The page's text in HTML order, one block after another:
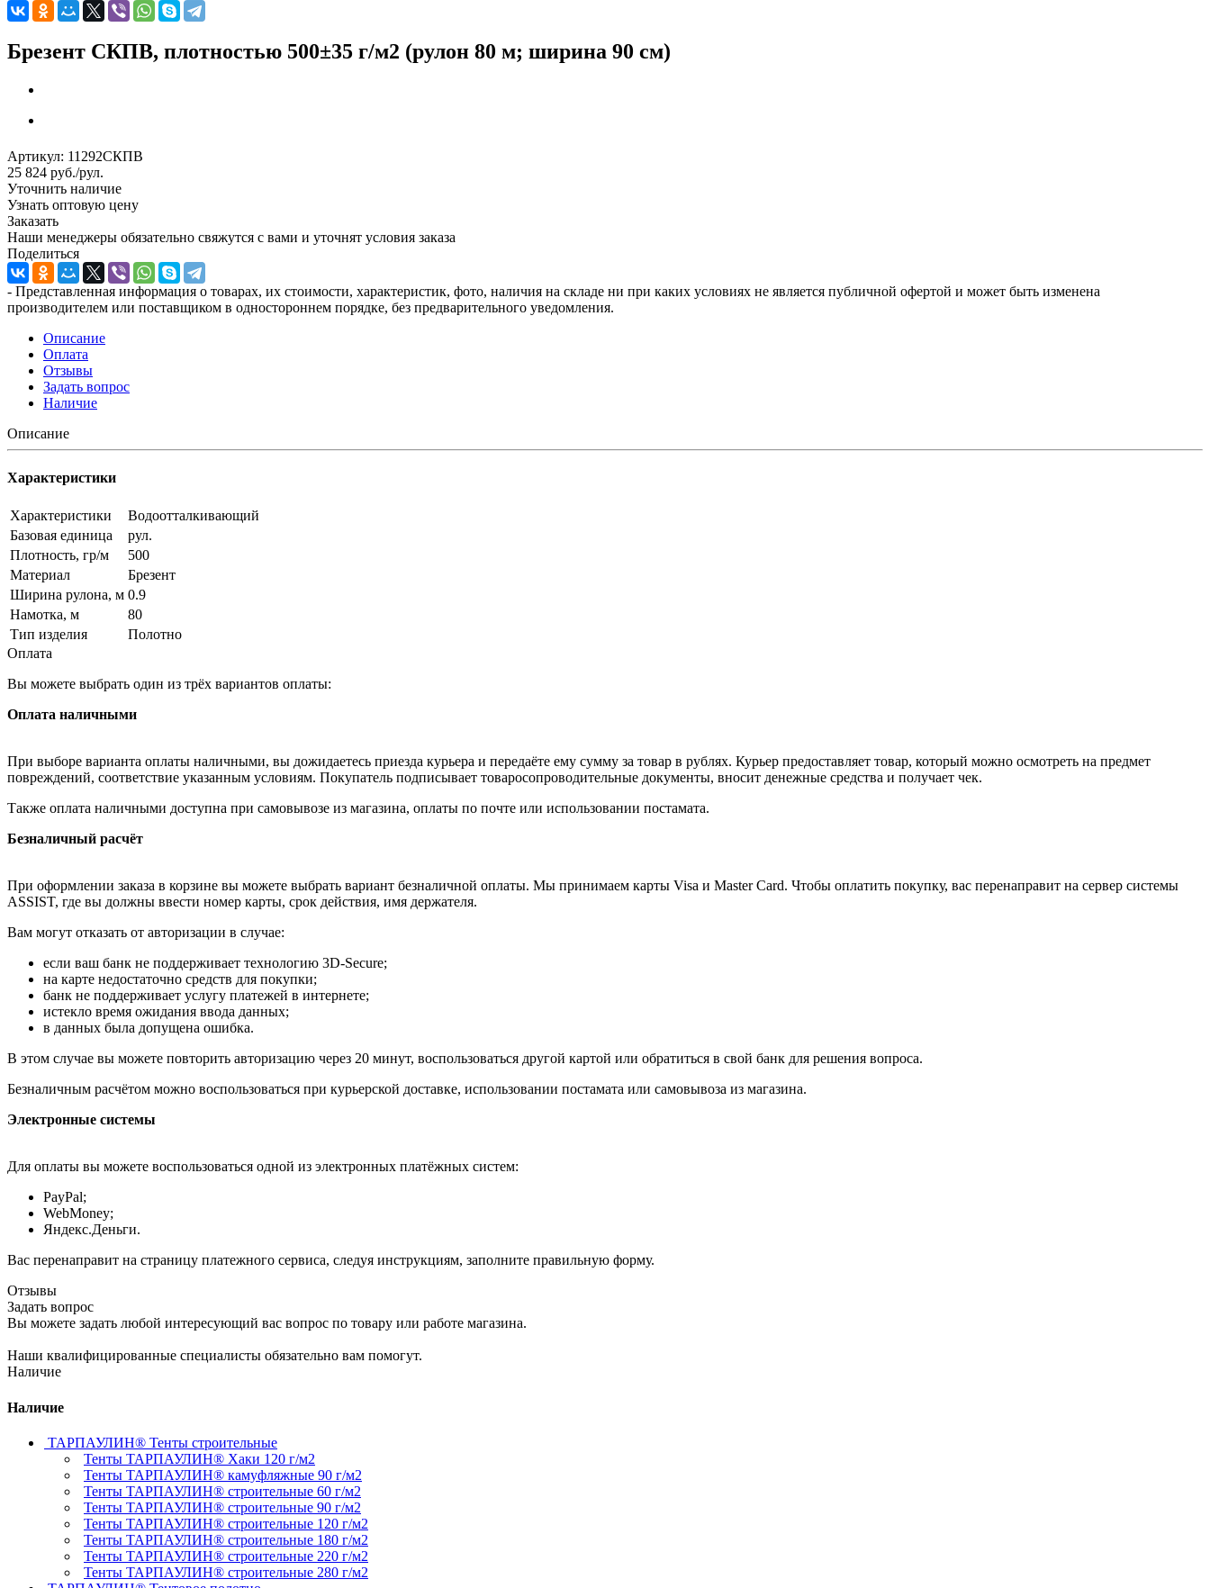
Брезент СКПВ, плотностью 500±35 г/м2 (рулон 80 м; ширина 90 см)
Артикул: 11292СКПВ
25 824 руб./рул.
Уточнить наличие
Узнать оптовую цену
Заказать
Наши менеджеры обязательно свяжутся с вами и уточнят условия заказа
Поделиться
- Представленная информация о товарах, их стоимости, характеристик, фото, наличия на складе ни при каких условиях не является публичной офертой и может быть изменена
производителем или поставщиком в одностороннем порядке, без предварительного уведомления.
Описание
Оплата
Отзывы
Задать вопрос
Наличие
Описание
Характеристики
Характеристики
Водоотталкивающий
Базовая единица
рул.
Плотность, гр/м
500
Материал
Брезент
Ширина рулона, м 0.9
Намотка, м
80
Тип изделия
Полотно
Оплата
Вы можете выбрать один из трёх вариантов оплаты:
Оплата наличными
При выборе варианта оплаты наличными, вы дожидаетесь приезда курьера и передаёте ему сумму за товар в рублях. Курьер предоставляет товар, который можно осмотреть на предмет
повреждений, соответствие указанным условиям. Покупатель подписывает товаросопроводительные документы, вносит денежные средства и получает чек.
Также оплата наличными доступна при самовывозе из магазина, оплаты по почте или использовании постамата.
Безналичный расчёт
При оформлении заказа в корзине вы можете выбрать вариант безналичной оплаты. Мы принимаем карты Visa и Master Card. Чтобы оплатить покупку, вас перенаправит на сервер системы
ASSIST, где вы должны ввести номер карты, срок действия, имя держателя.
Вам могут отказать от авторизации в случае:
если ваш банк не поддерживает технологию 3D-Secure;
на карте недостаточно средств для покупки;
банк не поддерживает услугу платежей в интернете;
истекло время ожидания ввода данных;
в данных была допущена ошибка.
В этом случае вы можете повторить авторизацию через 20 минут, воспользоваться другой картой или обратиться в свой банк для решения вопроса.
Безналичным расчётом можно воспользоваться при курьерской доставке, использовании постамата или самовывоза из магазина.
Электронные системы
Для оплаты вы можете воспользоваться одной из электронных платёжных систем:
PayPal;
WebMoney;
Яндекс.Деньги.
Вас перенаправит на страницу платежного сервиса, следуя инструкциям, заполните правильную форму.
Отзывы
Задать вопрос
Вы можете задать любой интересующий вас вопрос по товару или работе магазина.
Наши квалифицированные специалисты обязательно вам помогут.
Наличие
Наличие
ТАРПАУЛИН® Тенты строительные
Тенты ТАРПАУЛИН® Хаки 120 г/м2
Тенты ТАРПАУЛИН® камуфляжные 90 г/м2
Тенты ТАРПАУЛИН® строительные 60 г/м2
Тенты ТАРПАУЛИН® строительные 90 г/м2
Тенты ТАРПАУЛИН® строительные 120 г/м2
Тенты ТАРПАУЛИН® строительные 180 г/м2
Тенты ТАРПАУЛИН® строительные 220 г/м2
Тенты ТАРПАУЛИН® строительные 280 г/м2